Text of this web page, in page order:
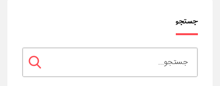
جستجو